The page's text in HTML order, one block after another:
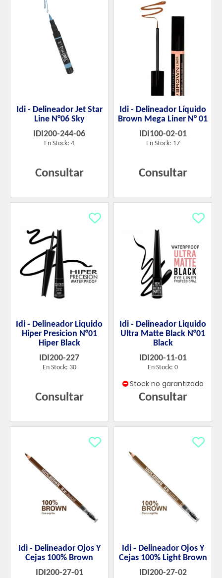
Idi - Delineador Jet Star
Line N°06 Sky
IDI200-244-06
En Stock: 4
Consultar
Idi - Delineador Líquido
Brown Mega Liner N° 01
IDI100-02-01
En Stock: 17
Consultar
Idi - Delineador Liquido
Hiper Presicion N°01
Hiper Black
IDI200-227
En Stock: 30
Consultar
Idi - Delineador Liquido
Ultra Matte Black N°01
Black
IDI200-11-01
En Stock: 0
Stock no garantizado
Consultar
Idi - Delineador Ojos Y
Cejas 100% Brown
IDI200-27-01
Idi - Delineador Ojos Y
Cejas 100% Light Brown
IDI200-27-02